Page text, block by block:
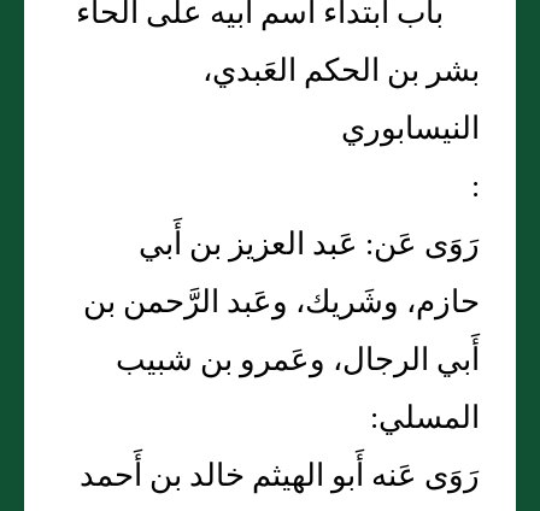
باب ابتداء اسم أَبيه على الحاء
بشر بن الحكم العَبدي،
النيسابوري
:
رَوَى عَن: عَبد العزيز بن أَبي
حازم، وشَريك، وعَبد الرَّحمن بن
أَبي الرجال، وعَمرو بن شبيب
المسلي:
رَوَى عَنه أَبو الهيثم خالد بن أَحمد